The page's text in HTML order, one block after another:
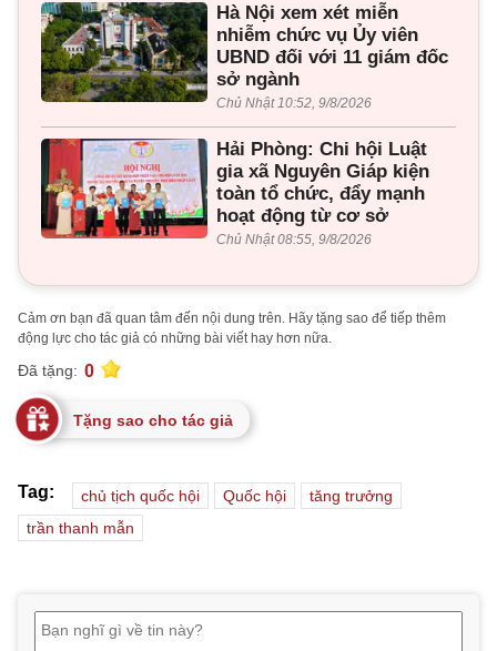
Hà Nội xem xét miễn
nhiễm chức vụ Ủy viên
UBND đối với 11 giám đốc
sở ngành
Chủ Nhật 10:52, 9/8/2026
Hải Phòng: Chi hội Luật
gia xã Nguyên Giáp kiện
toàn tổ chức, đẩy mạnh
hoạt động từ cơ sở
Chủ Nhật 08:55, 9/8/2026
Cảm ơn bạn đã quan tâm đến nội dung trên. Hãy tặng sao để tiếp thêm
động lực cho tác giả có những bài viết hay hơn nữa.
Đã tặng: 0
Tặng sao cho tác giả
Tag: chủ tịch quốc hội Quốc hội
tăng trưởng
trần thanh mẫn